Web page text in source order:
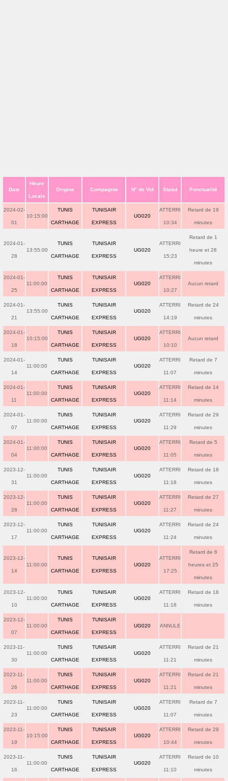
Date
Heure
Locale
Origine Compagnie N° de Vol Statut Ponctualité
2024-02-
01
10:15:00
TUNIS
CARTHAGE
TUNISAIR
EXPRESS
UG020
ATTERRI
10:34
Retard de 19
minutes
2024-01-
28
13:55:00
TUNIS
CARTHAGE
TUNISAIR
EXPRESS
UG020
ATTERRI
15:23
Retard de 1
heure et 28
minutes
2024-01-
25
11:00:00
TUNIS
CARTHAGE
TUNISAIR
EXPRESS
UG020
ATTERRI
10:27
Aucun retard
2024-01-
21
13:55:00
TUNIS
CARTHAGE
TUNISAIR
EXPRESS
UG020
ATTERRI
14:19
Retard de 24
minutes
2024-01-
18
10:15:00
TUNIS
CARTHAGE
TUNISAIR
EXPRESS
UG020
ATTERRI
10:10
Aucun retard
2024-01-
14
11:00:00
TUNIS
CARTHAGE
TUNISAIR
EXPRESS
UG020
ATTERRI
11:07
Retard de 7
minutes
2024-01-
11
11:00:00
TUNIS
CARTHAGE
TUNISAIR
EXPRESS
UG020
ATTERRI
11:14
Retard de 14
minutes
2024-01-
07
11:00:00
TUNIS
CARTHAGE
TUNISAIR
EXPRESS
UG020
ATTERRI
11:29
Retard de 29
minutes
2024-01-
04
11:00:00
TUNIS
CARTHAGE
TUNISAIR
EXPRESS
UG020
ATTERRI
11:05
Retard de 5
minutes
2023-12-
31
11:00:00
TUNIS
CARTHAGE
TUNISAIR
EXPRESS
UG020
ATTERRI
11:18
Retard de 18
minutes
2023-12-
28
11:00:00
TUNIS
CARTHAGE
TUNISAIR
EXPRESS
UG020
ATTERRI
11:27
Retard de 27
minutes
2023-12-
17
11:00:00
TUNIS
CARTHAGE
TUNISAIR
EXPRESS
UG020
ATTERRI
11:24
Retard de 24
minutes
2023-12-
14
11:00:00
TUNIS
CARTHAGE
TUNISAIR
EXPRESS
UG020
ATTERRI
17:25
Retard de 6
heures et 25
minutes
2023-12-
10
11:00:00
TUNIS
CARTHAGE
TUNISAIR
EXPRESS
UG020
ATTERRI
11:18
Retard de 18
minutes
2023-12-
07
11:00:00
TUNIS
CARTHAGE
TUNISAIR
EXPRESS
UG020 ANNULE
2023-11-
30
11:00:00
TUNIS
CARTHAGE
TUNISAIR
EXPRESS
UG020
ATTERRI
11:21
Retard de 21
minutes
2023-11-
26
11:00:00
TUNIS
CARTHAGE
TUNISAIR
EXPRESS
UG020
ATTERRI
11:21
Retard de 21
minutes
2023-11-
23
11:00:00
TUNIS
CARTHAGE
TUNISAIR
EXPRESS
UG020
ATTERRI
11:07
Retard de 7
minutes
2023-11-
19
10:15:00
TUNIS
CARTHAGE
TUNISAIR
EXPRESS
UG020
ATTERRI
10:44
Retard de 29
minutes
2023-11-
16
11:00:00
TUNIS
CARTHAGE
TUNISAIR
EXPRESS
UG020
ATTERRI
11:10
Retard de 10
minutes